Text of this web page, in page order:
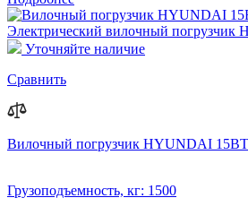
Электрический вилочный погрузчик
Уточняйте наличие
Сравнить
Вилочный погрузчик HYUNDAI
Грузоподъемность, кг: 1500